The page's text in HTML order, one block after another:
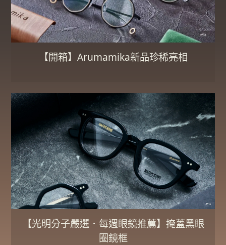
【開箱】Arumamika新品珍稀亮相
【光明分子嚴選．每週眼鏡推薦】掩蓋黑眼
圈鏡框